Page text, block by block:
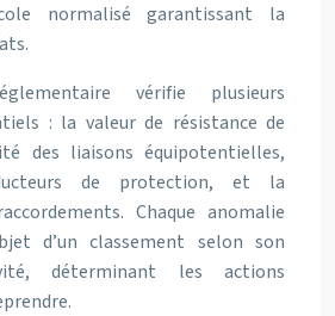
normalisé garantissant la
vérifie plusieurs
: la valeur de résistance de
des liaisons équipotentielles,
de protection, et la
Chaque anomalie
d’un classement selon son
déterminant les actions